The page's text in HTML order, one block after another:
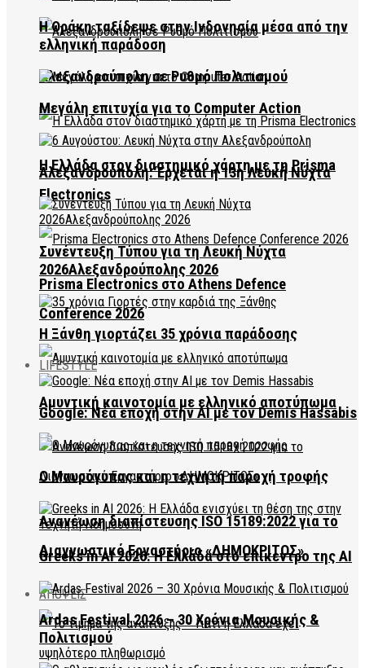
Αλεξανδρούπολη σε Ρυθμό Πολιτισμού
Η Ελλάδα στον διαστημικό χάρτη με τη Prisma
Electronics
Prisma Electronics στο Athens Defence
Conference 2026
Αμυντική καινοτομία με ελληνικό αποτύπωμα
Ανανέωση διαπίστευσης ISO 15189:2022 για το
Διαγνωστικό Εργαστήριο «ΔΗΜΟΚΡΙΤΟΣ»
ΑΠΟΨΕΙΣ
Η Θράκη ταξίδεψε στην Ινδονησία μέσα από την
ελληνική παράδοση
Μεγάλη επιτυχία για το Computer Action
Αλεξανδρούπολη: Έρχεται η 13η Λευκή Νύχτα
Συνέντευξη Τύπου για τη Λευκή Νύχτα
2026Αλεξανδρούπολης 2026
Η Ξάνθη γιορτάζει 35 χρόνια παράδοσης
LIFESTYLE
Google: Νέα εποχή στην AI με τον Demis Hassabis
Ο Μαυρόγυπας και η τεχνητή παροχή τροφής
Greeks in AI 2026: Η Ελλάδα στο επίκεντρο της AI
Ardas Festival 2026 – 30 Χρόνια Μουσικής &
Πολιτισμού